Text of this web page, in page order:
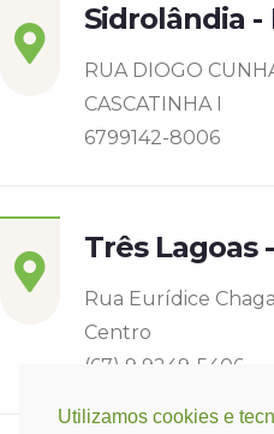
Utilizamos cookies e
Sidrolândia -
RUA DIOGO
CASCATINHA I
6799142-8006
Três Lagoas
Rua Eurídice
Centro
(67) 9 9249-5406